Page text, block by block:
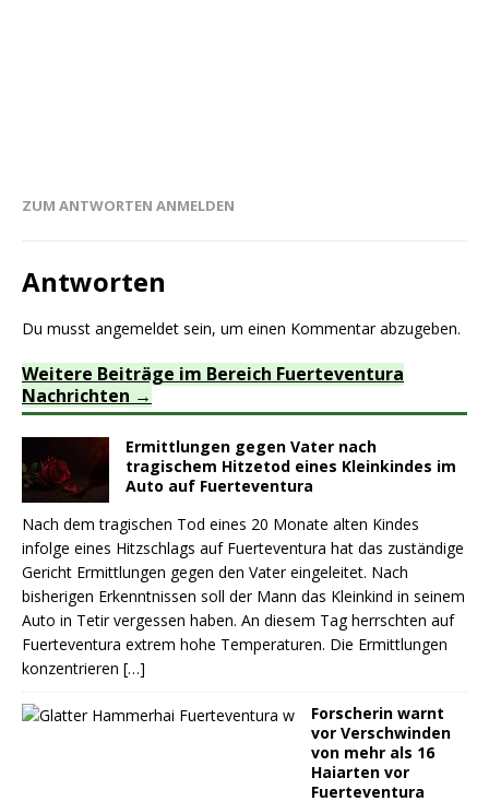
ZUM ANTWORTEN ANMELDEN
Antworten
Du musst angemeldet sein, um einen Kommentar abzugeben.
Weitere Beiträge im Bereich Fuerteventura
Nachrichten
Ermittlungen gegen Vater nach
tragischem Hitzetod eines Kleinkindes im
Auto auf Fuerteventura
Nach dem tragischen Tod eines 20 Monate alten Kindes
infolge eines Hitzschlags auf Fuerteventura hat das zuständige
Gericht Ermittlungen gegen den Vater eingeleitet. Nach
bisherigen Erkenntnissen soll der Mann das Kleinkind in seinem
Auto in Tetir vergessen haben. An diesem Tag herrschten auf
Fuerteventura extrem hohe Temperaturen. Die Ermittlungen
konzentrieren […]
Forscherin warnt
vor Verschwinden
von mehr als 16
Haiarten vor
Fuerteventura